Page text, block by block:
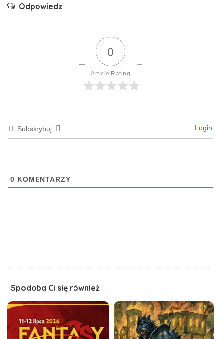
Odpowiedz
0
Article Rating
Subskrybuj Login
0 KOMENTARZY
Spodoba Ci się również